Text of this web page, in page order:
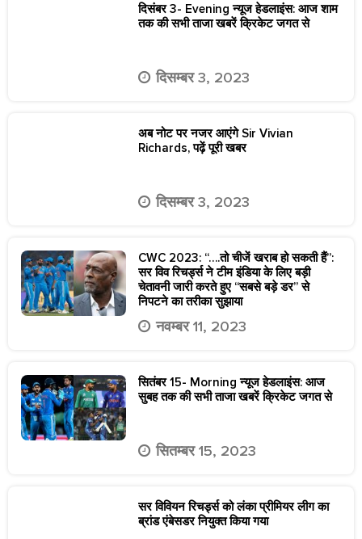
दिसंबर 3- Evening न्यूज हेडलाइंस: आज शाम
तक की सभी ताजा खबरें क्रिकेट जगत से
दिसम्बर 3, 2023
अब नोट पर नजर आएंगे Sir Vivian
Richards, पढ़ें पूरी खबर
दिसम्बर 3, 2023
CWC 2023: “….तो चीजें खराब हो सकती हैं”:
सर विव रिचर्ड्स ने टीम इंडिया के लिए बड़ी
चेतावनी जारी करते हुए “सबसे बड़े डर” से
निपटने का तरीका सुझाया
नवम्बर 11, 2023
सितंबर 15- Morning न्यूज हेडलाइंस: आज
सुबह तक की सभी ताजा खबरें क्रिकेट जगत से
सितम्बर 15, 2023
सर विवियन रिचर्ड्स को लंका प्रीमियर लीग का
ब्रांड एंबेसडर नियुक्त किया गया